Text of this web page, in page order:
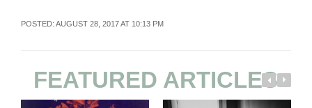
POSTED: AUGUST 28, 2017 AT 10:13 PM
FEATURED ARTICLES